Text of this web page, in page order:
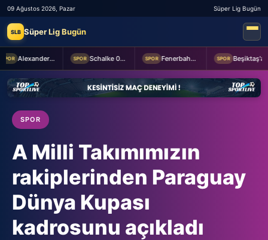
09 Ağustos 2026, Pazar Süper Lig Bugün
SLB Süper Lig Bugün
Alexander Nübel: En önemlisi takım halinde oynamak SPOR Schalke 04 Edin Dzeko ile 1 yıllık yeni sözleşme imzaladı SPOR Fenerbahçe 2-0 Sturm Graz (MAÇTAN KARELER) SPOR Beşiktaş'a Youssouf Fofana transferinde müjdeli haber!
SPOR
A Milli Takımımızın
rakiplerinden Paraguay
Dünya Kupası
kadrosunu açıkladı